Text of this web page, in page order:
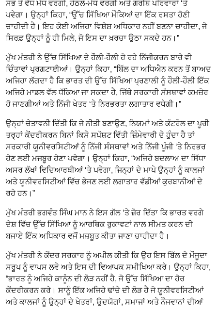
ਸਭ ਤੋਂ ਵੱਧ ਮੱਧ ਵਰਗੀ, ਹੇਠਲੇ-ਮੱਧ ਵਰਗੀ ਅਤੇ ਗਰੀਬ ਪਰਿਵਾਰਾਂ ‘ਤੇ
ਪਵੇਗਾ। ਉਨ੍ਹਾਂ ਕਿਹਾ, “ਉੱਚ ਸਿੱਖਿਆ ਮੌਕਿਆਂ ਦਾ ਇੱਕ ਰਸਤਾ ਹੋਣੀ
ਚਾਹੀਦੀ ਹੈ। ਇਹ ਕੋਈ ਅਜਿਹਾ ਵਿਸ਼ੇਸ਼ ਅਧਿਕਾਰ ਨਹੀਂ ਬਣਨਾ ਚਾਹੀਦਾ, ਜੋ
ਸਿਰਫ਼ ਉਨ੍ਹਾਂ ਨੂੰ ਹੀ ਮਿਲੇ, ਜੋ ਇਸ ਦਾ ਖ਼ਰਚਾ ਉਠਾ ਸਕਦੇ ਹਨ।”
ਮੁੱਖ ਮੰਤਰੀ ਨੇ ਉੱਚ ਸਿੱਖਿਆ ਦੇ ਹੌਲੀ-ਹੌਲੀ ਹੋ ਰਹੇ ਨਿੱਜੀਕਰਨ ਬਾਰੇ ਵੀ
ਚਿੰਤਾਵਾਂ ਪ੍ਰਗਟਾਈਆਂ। ਉਨ੍ਹਾਂ ਕਿਹਾ, “ਬਿੱਲ ਦਾ ਅਧਿਐਨ ਕਰਨ ਤੋਂ ਬਾਅਦ
ਅਜਿਹਾ ਲੱਗਦਾ ਹੈ ਕਿ ਭਾਰਤ ਦੀ ਉੱਚ ਸਿੱਖਿਆ ਪ੍ਰਣਾਲੀ ਨੂੰ ਹੌਲੀ-ਹੌਲੀ ਇੱਕ
ਅਜਿਹੇ ਮਾਡਲ ਵੱਲ ਧੱਕਿਆ ਜਾ ਸਕਦਾ ਹੈ, ਜਿੱਥੇ ਸਰਕਾਰੀ ਸੰਸਥਾਵਾਂ ਕਮਜ਼ੋਰ
ਹੋ ਜਾਣਗੀਆਂ ਅਤੇ ਨਿੱਜੀ ਖੇਤਰ ‘ਤੇ ਨਿਰਭਰਤਾ ਲਗਾਤਾਰ ਵਧੇਗੀ।”
ਉਨ੍ਹਾਂ ਚੇਤਾਵਨੀ ਦਿੱਤੀ ਕਿ ਜੇ ਨੀਤੀ ਬਣਾਉਣ, ਨਿਯਮਾਂ ਅਤੇ ਕੰਟਰੋਲ ਦਾ ਪੂਰੀ
ਤਰ੍ਹਾਂ ਕੇਂਦਰੀਕਰਨ ਬਿਨਾਂ ਕਿਸੇ ਸਪੱਸ਼ਟ ਵਿੱਤੀ ਜ਼ਿੰਮੇਵਾਰੀ ਦੇ ਹੁੰਦਾ ਹੈ ਤਾਂ
ਸਰਕਾਰੀ ਯੂਨੀਵਰਸਿਟੀਆਂ ਨੂੰ ਨਿੱਜੀ ਸੰਸਥਾਵਾਂ ਅਤੇ ਨਿੱਜੀ ਪੂੰਜੀ ‘ਤੇ ਨਿਰਭਰ
ਹੋਣ ਲਈ ਮਜਬੂਰ ਹੋਣਾ ਪਵੇਗਾ। ਉਨ੍ਹਾਂ ਕਿਹਾ, “ਅਜਿਹੇ ਬਦਲਾਅ ਦਾ ਸਿੱਧਾ
ਅਸਰ ਲੱਖਾਂ ਵਿਦਿਆਰਥੀਆਂ ‘ਤੇ ਪਵੇਗਾ, ਜਿਨ੍ਹਾਂ ਦੇ ਮਾਪੇ ਉਨ੍ਹਾਂ ਨੂੰ ਕਾਲਜਾਂ
ਅਤੇ ਯੂਨੀਵਰਸਿਟੀਆਂ ਵਿੱਚ ਭੇਜਣ ਲਈ ਲਗਾਤਾਰ ਵੱਡੀਆਂ ਕੁਰਬਾਨੀਆਂ ਦੇ
ਰਹੇ ਹਨ।”
ਮੁੱਖ ਮੰਤਰੀ ਭਗਵੰਤ ਸਿੰਘ ਮਾਨ ਨੇ ਇਸ ਗੱਲ ‘ਤੇ ਜ਼ੋਰ ਦਿੱਤਾ ਕਿ ਭਾਰਤ ਵਰਗੇ
ਦੇਸ਼ ਵਿੱਚ ਉੱਚ ਸਿੱਖਿਆ ਨੂੰ ਆਰਥਿਕ ਰੁਕਾਵਟਾਂ ਨਾਲ ਸੀਮਤ ਕਰਨ ਦੀ
ਬਜਾਏ ਇੱਕ ਅਧਿਕਾਰ ਵਜੋਂ ਮਜ਼ਬੂਤ ਕੀਤਾ ਜਾਣਾ ਚਾਹੀਦਾ ਹੈ।
ਮੁੱਖ ਮੰਤਰੀ ਨੇ ਕੇਂਦਰ ਸਰਕਾਰ ਨੂੰ ਅਪੀਲ ਕੀਤੀ ਕਿ ਉਹ ਇਸ ਬਿੱਲ ਦੇ ਮੌਜੂਦਾ
ਸਰੂਪ ਨੂੰ ਵਾਪਸ ਲਵੇ ਅਤੇ ਇਸ ਦੀ ਵਿਆਪਕ ਸਮੀਖਿਆ ਕਰੇ। ਉਨ੍ਹਾਂ ਕਿਹਾ,
“ਭਾਰਤ ਨੂੰ ਅਜਿਹੇ ਕਾਨੂੰਨ ਦੀ ਲੋੜ ਨਹੀਂ ਹੈ, ਜੋ ਉੱਚ ਸਿੱਖਿਆ ਦਾ ਹੋਰ
ਕੇਂਦਰੀਕਰਨ ਕਰੇ। ਸਾਨੂੰ ਇੱਕ ਅਜਿਹੇ ਢਾਂਚੇ ਦੀ ਲੋੜ ਹੈ ਜੋ ਯੂਨੀਵਰਸਿਟੀਆਂ
ਅਤੇ ਕਾਲਜਾਂ ਨੂੰ ਉਨ੍ਹਾਂ ਦੇ ਖੇਤਰਾਂ, ਉਦਯੋਗਾਂ, ਸਮਾਜਾਂ ਅਤੇ ਨੌਜਵਾਨਾਂ ਦੀਆਂ